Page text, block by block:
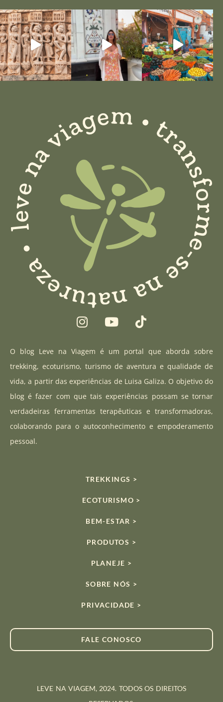
I
n
t
a
g
a
m
Y
o
t
u
b
T
i
t
o
k
O blog Leve na Viagem é um portal que aborda sobre
trekking, ecoturismo, turismo de aventura e qualidade de
vida, a partir das experiências de Luisa Galiza. O objetivo do
blog é fazer com que tais experiências possam se tornar
verdadeiras ferramentas terapêuticas e transformadoras,
colaborando para o autoconhecimento e empoderamento
pessoal.
TREKKINGS >
ECOTURISMO >
BEM-ESTAR >
PRODUTOS >
PLANEJE >
SOBRE NÓS >
PRIVACIDADE >
FALE CONOSCO
LEVE NA VIAGEM, 2024. TODOS OS DIREITOS